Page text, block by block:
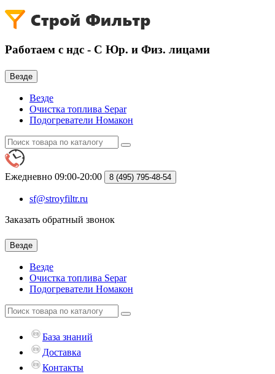
Работаем с ндс - С Юр. и Физ. лицами
Везде
Везде
Очистка топлива Separ
Подогреватели Номакон
Ежедневно 09:00-20:00 8 (495) 795-48-54
sf@stroyfiltr.ru
Заказать обратный звонок
Везде
Везде
Очистка топлива Separ
Подогреватели Номакон
База знаний
Доставка
Контакты